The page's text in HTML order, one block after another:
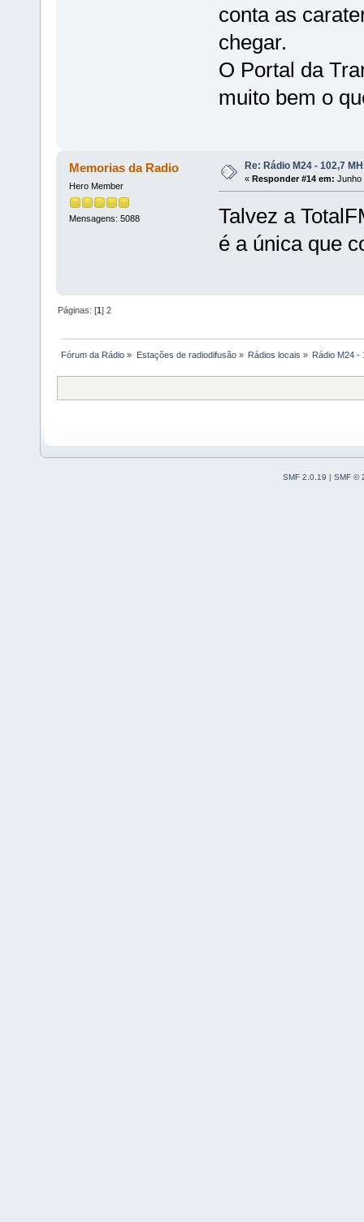
conta as
chegar.
O Portal da
muito bem o
Memorias da Radio
Hero Member
Mensagens: 5088
Re: Rádio M24 - 102,7
« Responder #14 em: Junho
Talvez a
é a única que
Páginas: [1]2
Fórum da Rádio » Estações de radiodifusão» Rádios locais » Rádio M24 -
SMF 2.0.19 | SMF ©